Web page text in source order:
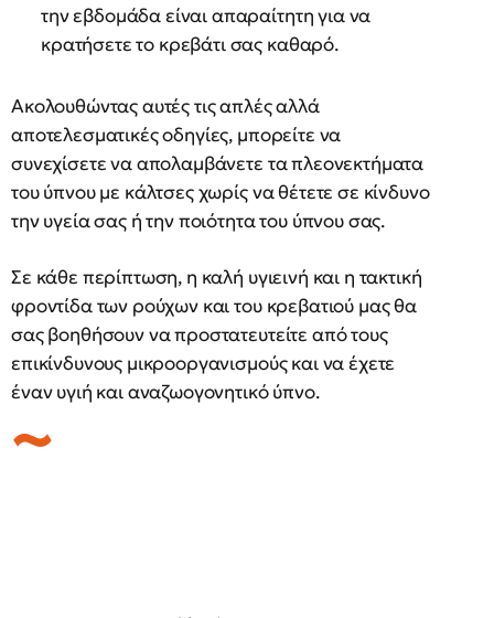
την εβδομάδα είναι απαραίτητη για να
κρατήσετε το κρεβάτι σας καθαρό.
Ακολουθώντας αυτές τις απλές αλλά
αποτελεσματικές οδηγίες, μπορείτε να
συνεχίσετε να απολαμβάνετε τα πλεονεκτήματα
του ύπνου με κάλτσες χωρίς να θέτετε σε κίνδυνο
την υγεία σας ή την ποιότητα του ύπνου σας.
Σε κάθε περίπτωση, η καλή υγιεινή και η τακτική
φροντίδα των ρούχων και του κρεβατιού μας θα
σας βοηθήσουν να προστατευτείτε από τους
επικίνδυνους μικροοργανισμούς και να έχετε
έναν υγιή και αναζωογονητικό ύπνο.